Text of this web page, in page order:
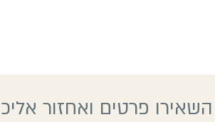
השאירו פרטים ואחזור